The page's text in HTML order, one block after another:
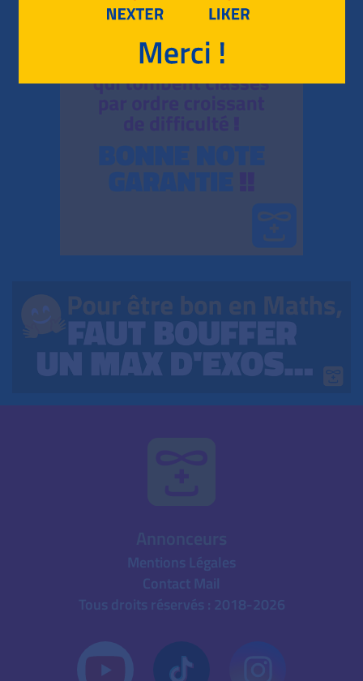
Mentions Légales
Contact Mail
Tous droits réservés : 2018-2026